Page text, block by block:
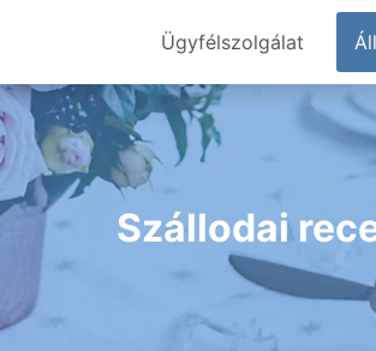
Ügyfélszolgálat
Szállodai